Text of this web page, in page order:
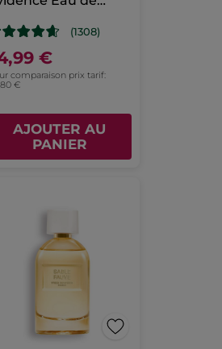
(1308)
€
comparaison prix tarif:
€
AJOUTER AU
PANIER